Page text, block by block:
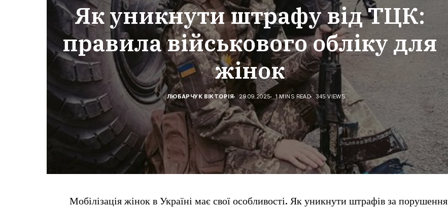
Як уникнути штрафу від ТЦК:
правила військового обліку для
жінок
ЛЮБАРЧУК ВІКТОРІЯ 29.09.2025 1 MINS READ 345 VIEWS
Мобілізація жінок в Україні має свої особливості. Як уникнути штрафів за порушення